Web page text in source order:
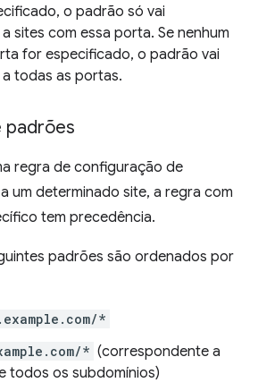
o padrão só vai
sites com essa porta. Se nenhum
for especificado, o padrão vai
todas as portas.
padrões
regra de configuração de
um determinado site, a regra com
tem precedência.
padrões são ordenados por
*
* (correspondente a
todos os subdomínios)